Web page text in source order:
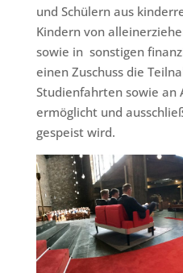
und Schülern aus
Kindern von
sowie in sonstigen
einen Zuschuss die
Studienfahrten sowie an
ermöglicht und
gespeist wird.